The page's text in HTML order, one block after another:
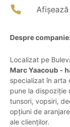
Despre
Localizat pe
Marc Yaacoub -
specializat în arta
pune la dispoziție
tunsori, vopsiri,
opțiuni de
ale clienților.